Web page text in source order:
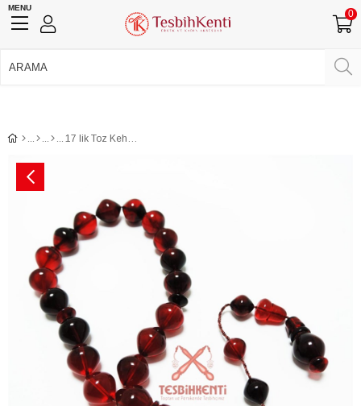
MENU
0
17 lik Toz Kehribar Efe Tesbih